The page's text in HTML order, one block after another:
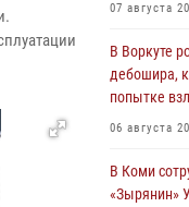
07 августа
В Воркуте
дебошира,
попытке
06 августа
В Коми
«Зырянин»